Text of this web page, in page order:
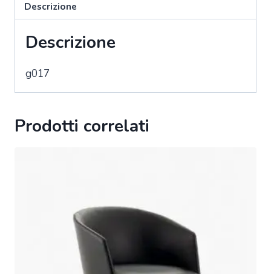
Descrizione
Descrizione
g017
Prodotti correlati